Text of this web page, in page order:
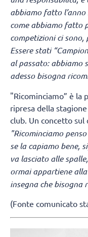
abbiamo fatto
come abbiamo fatto
competizioni ci
Essere stati
al passato: abbiamo
adesso bisogna
"Ricominciamo” è la
ripresa della
club. Un concetto
"Ricominciamo
se la capiamo bene,
va lasciato alle
ormai appartiene
insegna che
(Fonte comunicato